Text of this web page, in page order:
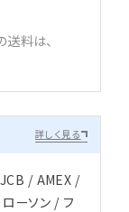
送料は、
詳しく見る
JCB / AMEX /
ローソン / フ